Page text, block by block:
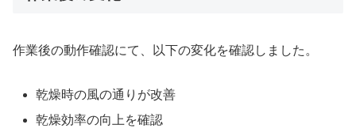
作業後の動作確認にて、以下の変化を確認しました。
乾燥時の風の通りが改善
乾燥効率の向上を確認